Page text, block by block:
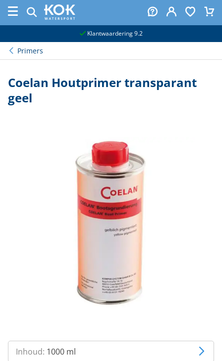
Klantwaardering 9.2
Primers
Coelan Houtprimer transparant
geel
Inhoud: 1000 ml